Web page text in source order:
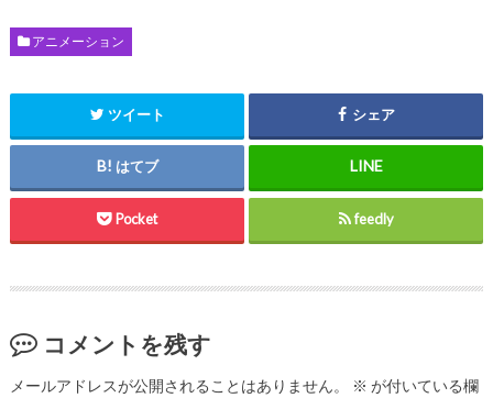
アニメーション
ツイート シェア
はてブ
Pocket feedly
コメントを残す
メールアドレスが公開されることはありません。 ※ が付いている欄